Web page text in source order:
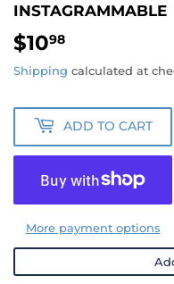
INSTAGRAMMABLE
$1098
Shipping calculated at
ADD TO CART
More payment options